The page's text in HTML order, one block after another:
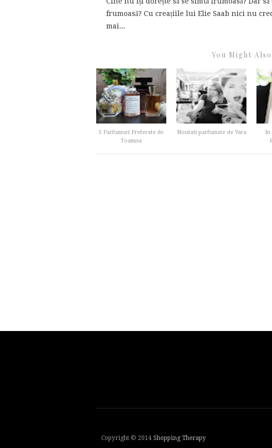
frumoasă? Cu creațiile lui Elie Saab nici nu
mai...
You Might
5 Parfumuri Preferate de
Toamna
Noutati parfumate de Vara
In
Copyright © 2014 Shopping Therapy